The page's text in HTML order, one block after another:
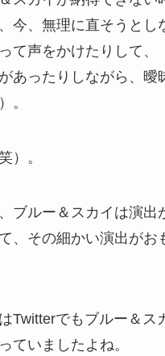
今、無理に直そうとし
て声をかけたりして、
あったりしながら、曖
。
）。
ブルー＆スカイは演出
、その細かい演出がお
でもブルー＆ス
ていましたよね。